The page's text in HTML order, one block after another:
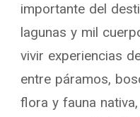
importante del
lagunas y mil
vivir experiencias
entre páramos,
flora y fauna